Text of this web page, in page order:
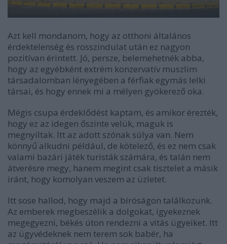
Azt kell mondanom, hogy az otthoni általános
érdektelenség és rosszindulat után ez nagyon
pozitívan érintett. Jó, persze, belemehetnék abba,
hogy az egyébként extrém konzervatív muszlim
társadalomban lényegében a férfiak egymás lelki
társai, és hogy ennek mi a mélyen gyökerező oka.
Mégis csupa érdeklődést kaptam, és amikor érezték,
hogy ez az idegen őszinte velük, maguk is
megnyíltak. Itt az adott szónak súlya van. Nem
könnyű alkudni például, de kötelező, és ez nem csak
valami bazári játék turisták számára, és talán nem
átverésre megy, hanem megint csak tisztelet a másik
iránt, hogy komolyan veszem az üzletet.
Itt sose hallod, hogy majd a bíróságon találkozunk.
Az emberek megbeszélik a dolgokat, igyekeznek
megegyezni, békés úton rendezni a vitás ügyeiket. Itt
az ügyvédeknek nem terem sok babér, ha